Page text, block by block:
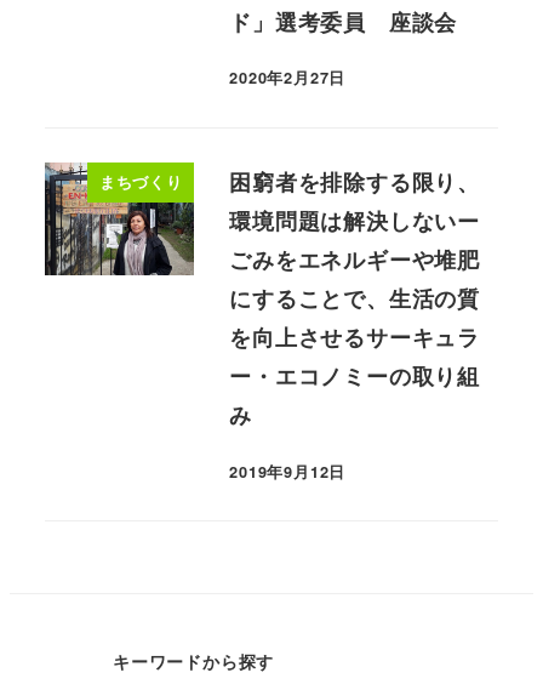
ド」選考委員 座談会
2020年2月27日
まちづくり
困窮者を排除する限り、
環境問題は解決しないー
ごみをエネルギーや堆肥
にすることで、生活の質
を向上させるサーキュラ
ー・エコノミーの取り組
み
2019年9月12日
キーワードから探す